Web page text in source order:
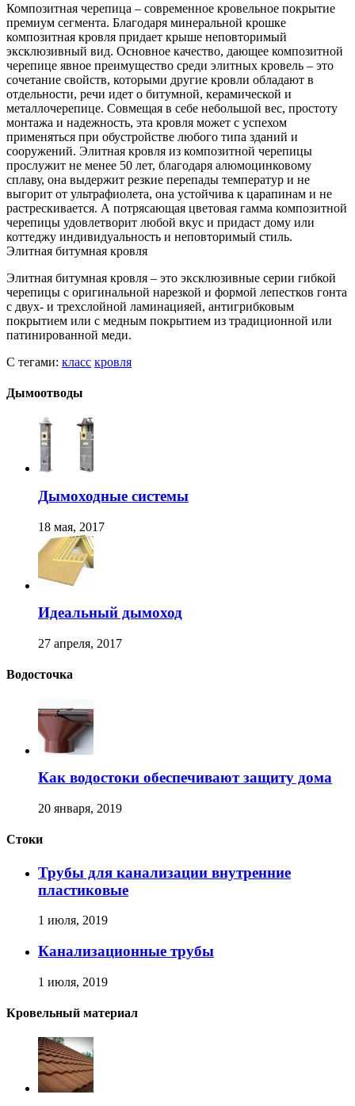
Композитная черепица – современное кровельное покрытие
премиум сегмента. Благодаря минеральной крошке
композитная кровля придает крыше неповторимый
эксклюзивный вид. Основное качество, дающее композитной
черепице явное преимущество среди элитных кровель – это
сочетание свойств, которыми другие кровли обладают в
отдельности, речи идет о битумной, керамической и
металлочерепице. Совмещая в себе небольшой вес, простоту
монтажа и надежность, эта кровля может с успехом
применяться при обустройстве любого типа зданий и
сооружений. Элитная кровля из композитной черепицы
прослужит не менее 50 лет, благодаря алюмоцинковому
сплаву, она выдержит резкие перепады температур и не
выгорит от ультрафиолета, она устойчива к царапинам и не
растрескивается. А потрясающая цветовая гамма композитной
черепицы удовлетворит любой вкус и придаст дому или
коттеджу индивидуальность и неповторимый стиль.
Элитная битумная кровля
Элитная битумная кровля – это эксклюзивные серии гибкой
черепицы с оригинальной нарезкой и формой лепестков гонта
с двух- и трехслойной ламинацияей, антигрибковым
покрытием или с медным покрытием из традиционной или
патинированной меди.
С тегами: класс кровля
Дымоотводы
Дымоходные системы
18 мая, 2017
Идеальный дымоход
27 апреля, 2017
Водосточка
Как водостоки обеспечивают защиту дома
20 января, 2019
Стоки
Трубы для канализации внутренние
пластиковые
1 июля, 2019
Канализационные трубы
1 июля, 2019
Кровельный материал